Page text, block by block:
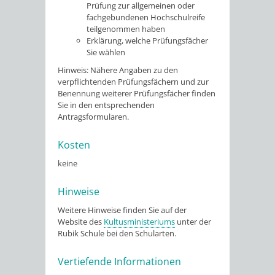
Prüfung zur allgemeinen oder
fachgebundenen Hochschulreife
teilgenommen haben
Erklärung, welche Prüfungsfächer
Sie wählen
Hinweis: Nähere Angaben zu den
verpflichtenden Prüfungsfächern und zur
Benennung weiterer Prüfungsfächer finden
Sie in den entsprechenden
Antragsformularen.
Kosten
keine
Hinweise
Weitere Hinweise finden Sie auf der
Website des Kultusministeriums unter der
Rubik Schule bei den Schularten.
Vertiefende Informationen